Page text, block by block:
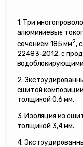
1. Три
алюминиевые
сечением 185 мм2,
22483-2012, с
2.
сшитой
толщиной 0,6 мм.
3. Изоляция из
толщиной 3,4 мм.
4.